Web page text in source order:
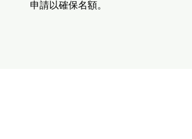
申請以確保名額。